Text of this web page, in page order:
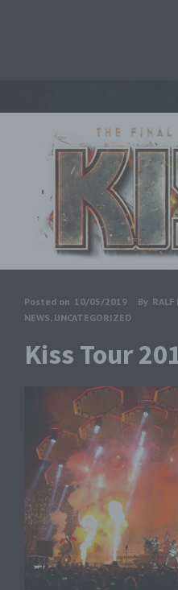
Posted on 10/05/2019 By RALF
NEWS, UNCATEGORIZED
Kiss Tour